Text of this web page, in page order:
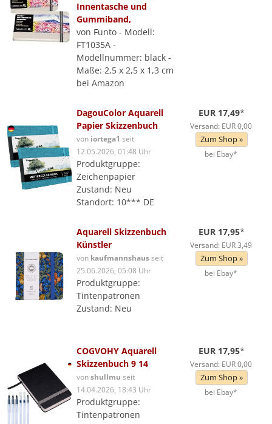
Innentasche und
Gummiband,
von Funto - Modell:
FT1035A -
Modellnummer: black -
Maße: 2,5 x 2,5 x 1,3 cm
bei Amazon
DagouColor Aquarell
Papier Skizzenbuch
von iortega1 seit
12.05.2026, 01:48 Uhr
Produktgruppe:
Zeichenpapier
Zustand: Neu
Standort: 10*** DE
EUR 17,49*
Versand: EUR 0,00
Zum Shop »
bei Ebay*
Aquarell Skizzenbuch
Künstler
von kaufmannshausseit
25.06.2026, 05:08 Uhr
Produktgruppe:
Tintenpatronen
Zustand: Neu
EUR 17,95*
Versand: EUR 3,49
Zum Shop »
bei Ebay*
COGVOHY Aquarell
Skizzenbuch 9 14
vonshullmu seit
14.04.2026, 18:43 Uhr
Produktgruppe:
Tintenpatronen
EUR 17,95*
Versand: EUR 0,00
Zum Shop »
bei Ebay*